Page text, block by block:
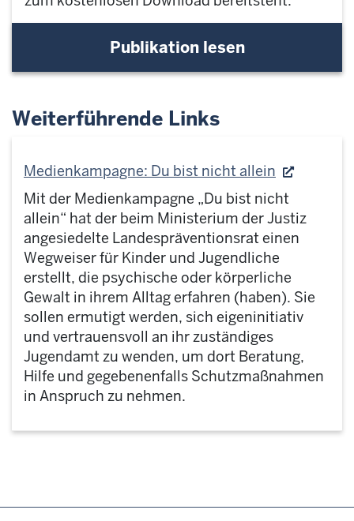
Publikation lesen
Weiterführende Links
Medienkampagne: Du bist nicht allein
Mit der Medienkampagne „Du bist nicht
allein“ hat der beim Ministerium der Justiz
angesiedelte Landespräventionsrat einen
Wegweiser für Kinder und Jugendliche
erstellt, die psychische oder körperliche
Gewalt in ihrem Alltag erfahren (haben). Sie
sollen ermutigt werden, sich eigeninitiativ
und vertrauensvoll an ihr zuständiges
Jugendamt zu wenden, um dort Beratung,
Hilfe und gegebenenfalls Schutzmaßnahmen
in Anspruch zu nehmen.